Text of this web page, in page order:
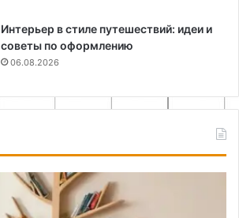
Интерьер в стиле путешествий: идеи и
советы по оформлению
06.08.2026